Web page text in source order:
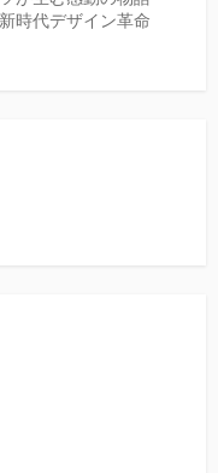
時代デザイン革命